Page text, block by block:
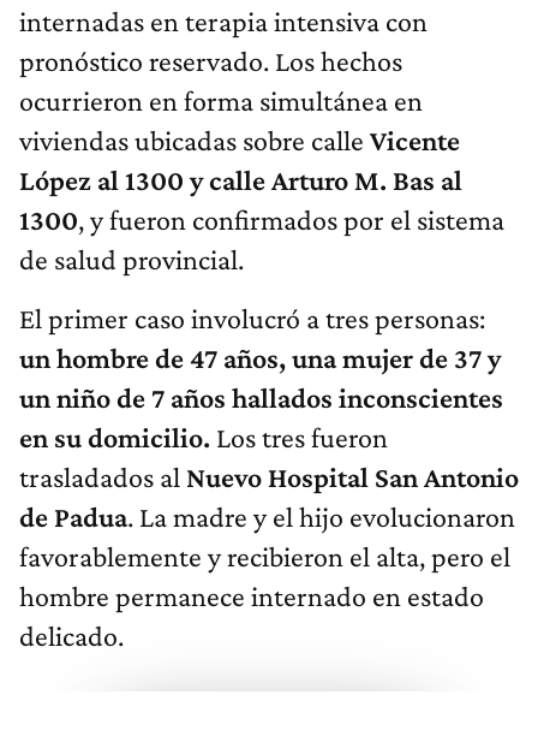
internadas en terapia intensiva con
pronóstico reservado. Los hechos
ocurrieron en forma simultánea en
viviendas ubicadas sobre calle Vicente
López al 1300 y calle Arturo M. Bas al
1300, y fueron confirmados por el sistema
de salud provincial.
El primer caso involucró a tres personas:
un hombre de 47 años, una mujer de 37 y
un niño de 7 años hallados inconscientes
en su domicilio. Los tres fueron
trasladados al Nuevo Hospital San Antonio
de Padua. La madre y el hijo evolucionaron
favorablemente y recibieron el alta, pero el
hombre permanece internado en estado
delicado.